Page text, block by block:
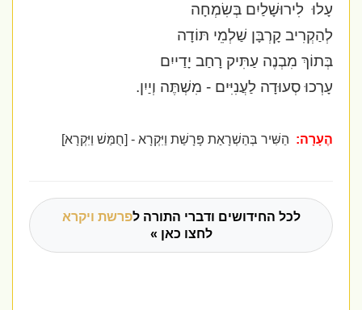
עָלוּ לִירוּשָׁלַיִם בְּשִׂמְחָה
לְהַקְרִיב קָרְבָּן שַׁלְמֵי תּוֹדָה
בְּתוֹךְ מִבְנֶה עַתִּיק רָחַב יָדַייִם
עָרְכוּ סְעוּדָה לַעֲנִיִּים - מִשְׁתֶּה וְיַיִן.
הֶעָרָה: הַשִּׁיר בְּהַשְׁרָאַת פָּרָשַׁת וַיִּקְרָא - [חֻמַּשׁ וַיִּקְרָא]
לכל החידושים ודברי התורה לפרשת ויקרא
לחצו כאן »